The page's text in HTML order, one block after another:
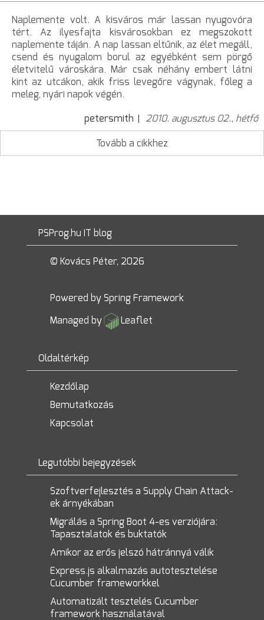
Naplemente volt. A kisváros már lassan nyugovóra
tért. Az ilyesfajta kisvárosokban ez megszokott
naplemente táján. A nap lassan eltűnik, az élet megáll,
csend és nyugalom borul az egyébként sem pörgő
életvitelű városkára. Már csak néhány embert látni
kint az utcákon, akik friss levegőre vágynak, főleg a
meleg, nyári napok végén.
petersmith
2010. augusztus 02., hétfő
Tovább a cikkhez
PSProg.hu IT blog
© Kovács Péter, 2026
Powered bySpring Framework
Managed by
Leaflet
Oldaltérkép
Kezdőlap
Bemutatkozás
Kapcsolat
Legutóbbi bejegyzések
Szoftverfejlesztés a Supply Chain Attack-
ek árnyékában
Migrálás a Spring Boot 4-es verziójára:
Tapasztalatok és buktatók
Amikor az erős jelszó hátránnyá válik
Express.js alkalmazás autotesztelése
Cucumber frameworkkel
Automatizált tesztelés Cucumber
framework használatával